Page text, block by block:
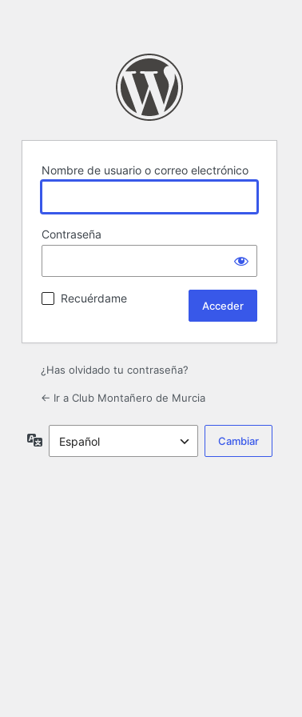
Nombre de usuario o correo electrónico
Contraseña
Recuérdame
¿Has olvidado tu contraseña?
← Ir a Club Montañero de Murcia
Idioma